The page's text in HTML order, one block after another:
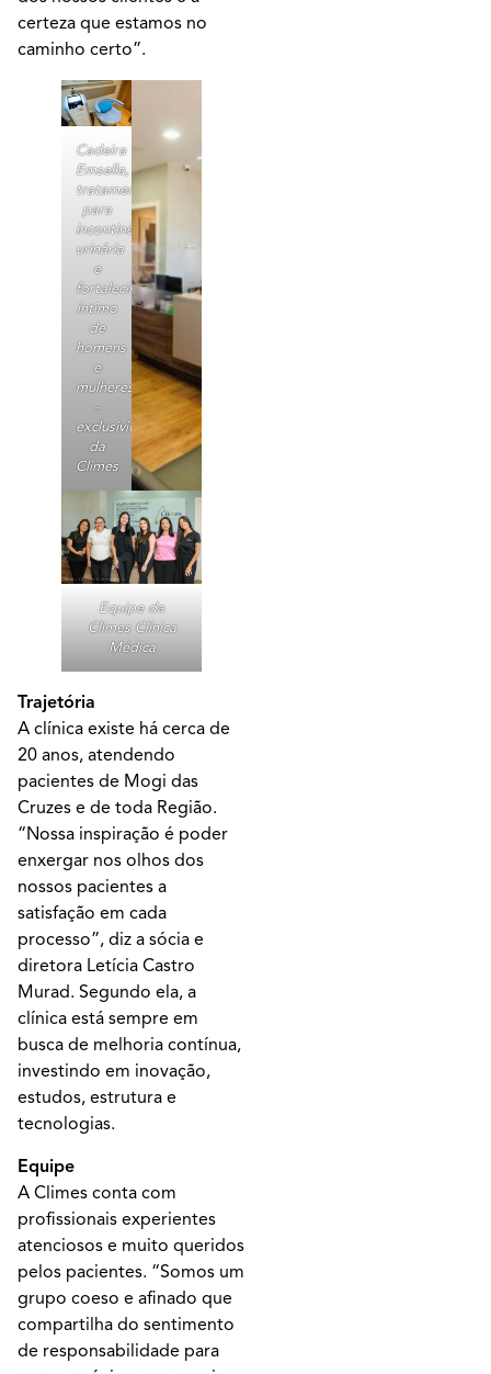
certeza que estamos no
caminho certo”.
Cadeira
Emsella,
tratamento
para
incontinência
urinária
e
fortalecimento
íntimo
de
homens
e
mulheres
–
exclusividade
da
Climes
Equipe da
Climes Clínica
Médica
Trajetória
A clínica existe há cerca de
20 anos, atendendo
pacientes de Mogi das
Cruzes e de toda Região.
“Nossa inspiração é poder
enxergar nos olhos dos
nossos pacientes a
satisfação em cada
processo”, diz a sócia e
diretora Letícia Castro
Murad. Segundo ela, a
clínica está sempre em
busca de melhoria contínua,
investindo em inovação,
estudos, estrutura e
tecnologias.
Equipe
A Climes conta com
profissionais experientes
atenciosos e muito queridos
pelos pacientes. “Somos um
grupo coeso e afinado que
compartilha do sentimento
de responsabilidade para